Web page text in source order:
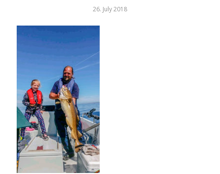
26. July 2018